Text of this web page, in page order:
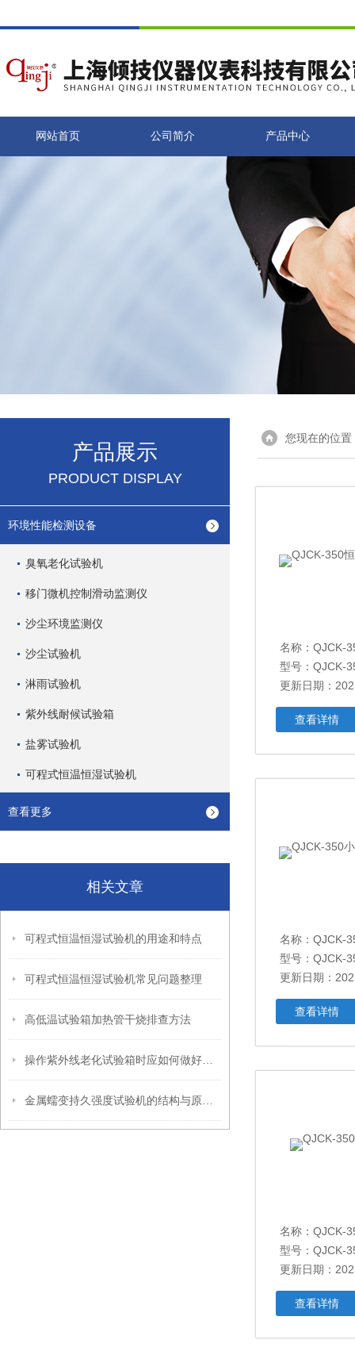
网站首页 公司简介 产品中心
产品展示
PRODUCT DISPLAY
环境性能检测设备
臭氧老化试验机
移门微机控制滑动监测仪
沙尘环境监测仪
沙尘试验机
淋雨试验机
紫外线耐候试验箱
盐雾试验机
可程式恒温恒湿试验机
查看更多
相关文章
可程式恒温恒湿试验机的用途和特点
可程式恒温恒湿试验机常见问题整理
高低温试验箱加热管干烧排查方法
您现在的位置
名称： QJCK-
型号：QJCK-
更新日期：
查看详情
名称： QJCK-
型号：QJCK-
更新日期：
查看详情
名称： QJCK-
型号：QJCK-
更新日期：
查看详情